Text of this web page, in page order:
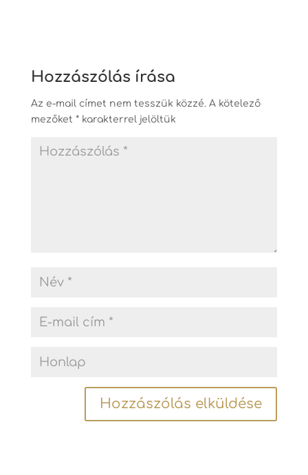
Hozzászólás írása
Az e-mail címet nem tesszük közzé. A kötelező
mezőket *karakterrel jelöltük